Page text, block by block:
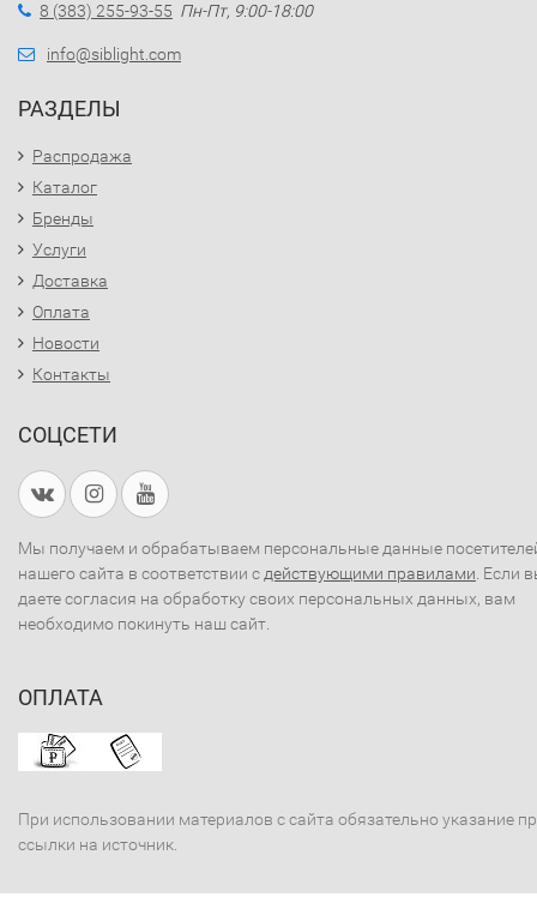
8 (383) 255-93-55 Пн-Пт, 9:00-18:00
info@siblight.com
РАЗДЕЛЫ
Распродажа
Каталог
Бренды
Услуги
Доставка
Оплата
Новости
Контакты
СОЦСЕТИ
Мы получаем и обрабатываем персональные данные
нашего сайта в соответствии с действующими правилами . Если
даете согласия на обработку своих персональных данных, вам
необходимо покинуть наш сайт.
ОПЛАТА
При использовании материалов с сайта обязательно указание
ссылки на источник.